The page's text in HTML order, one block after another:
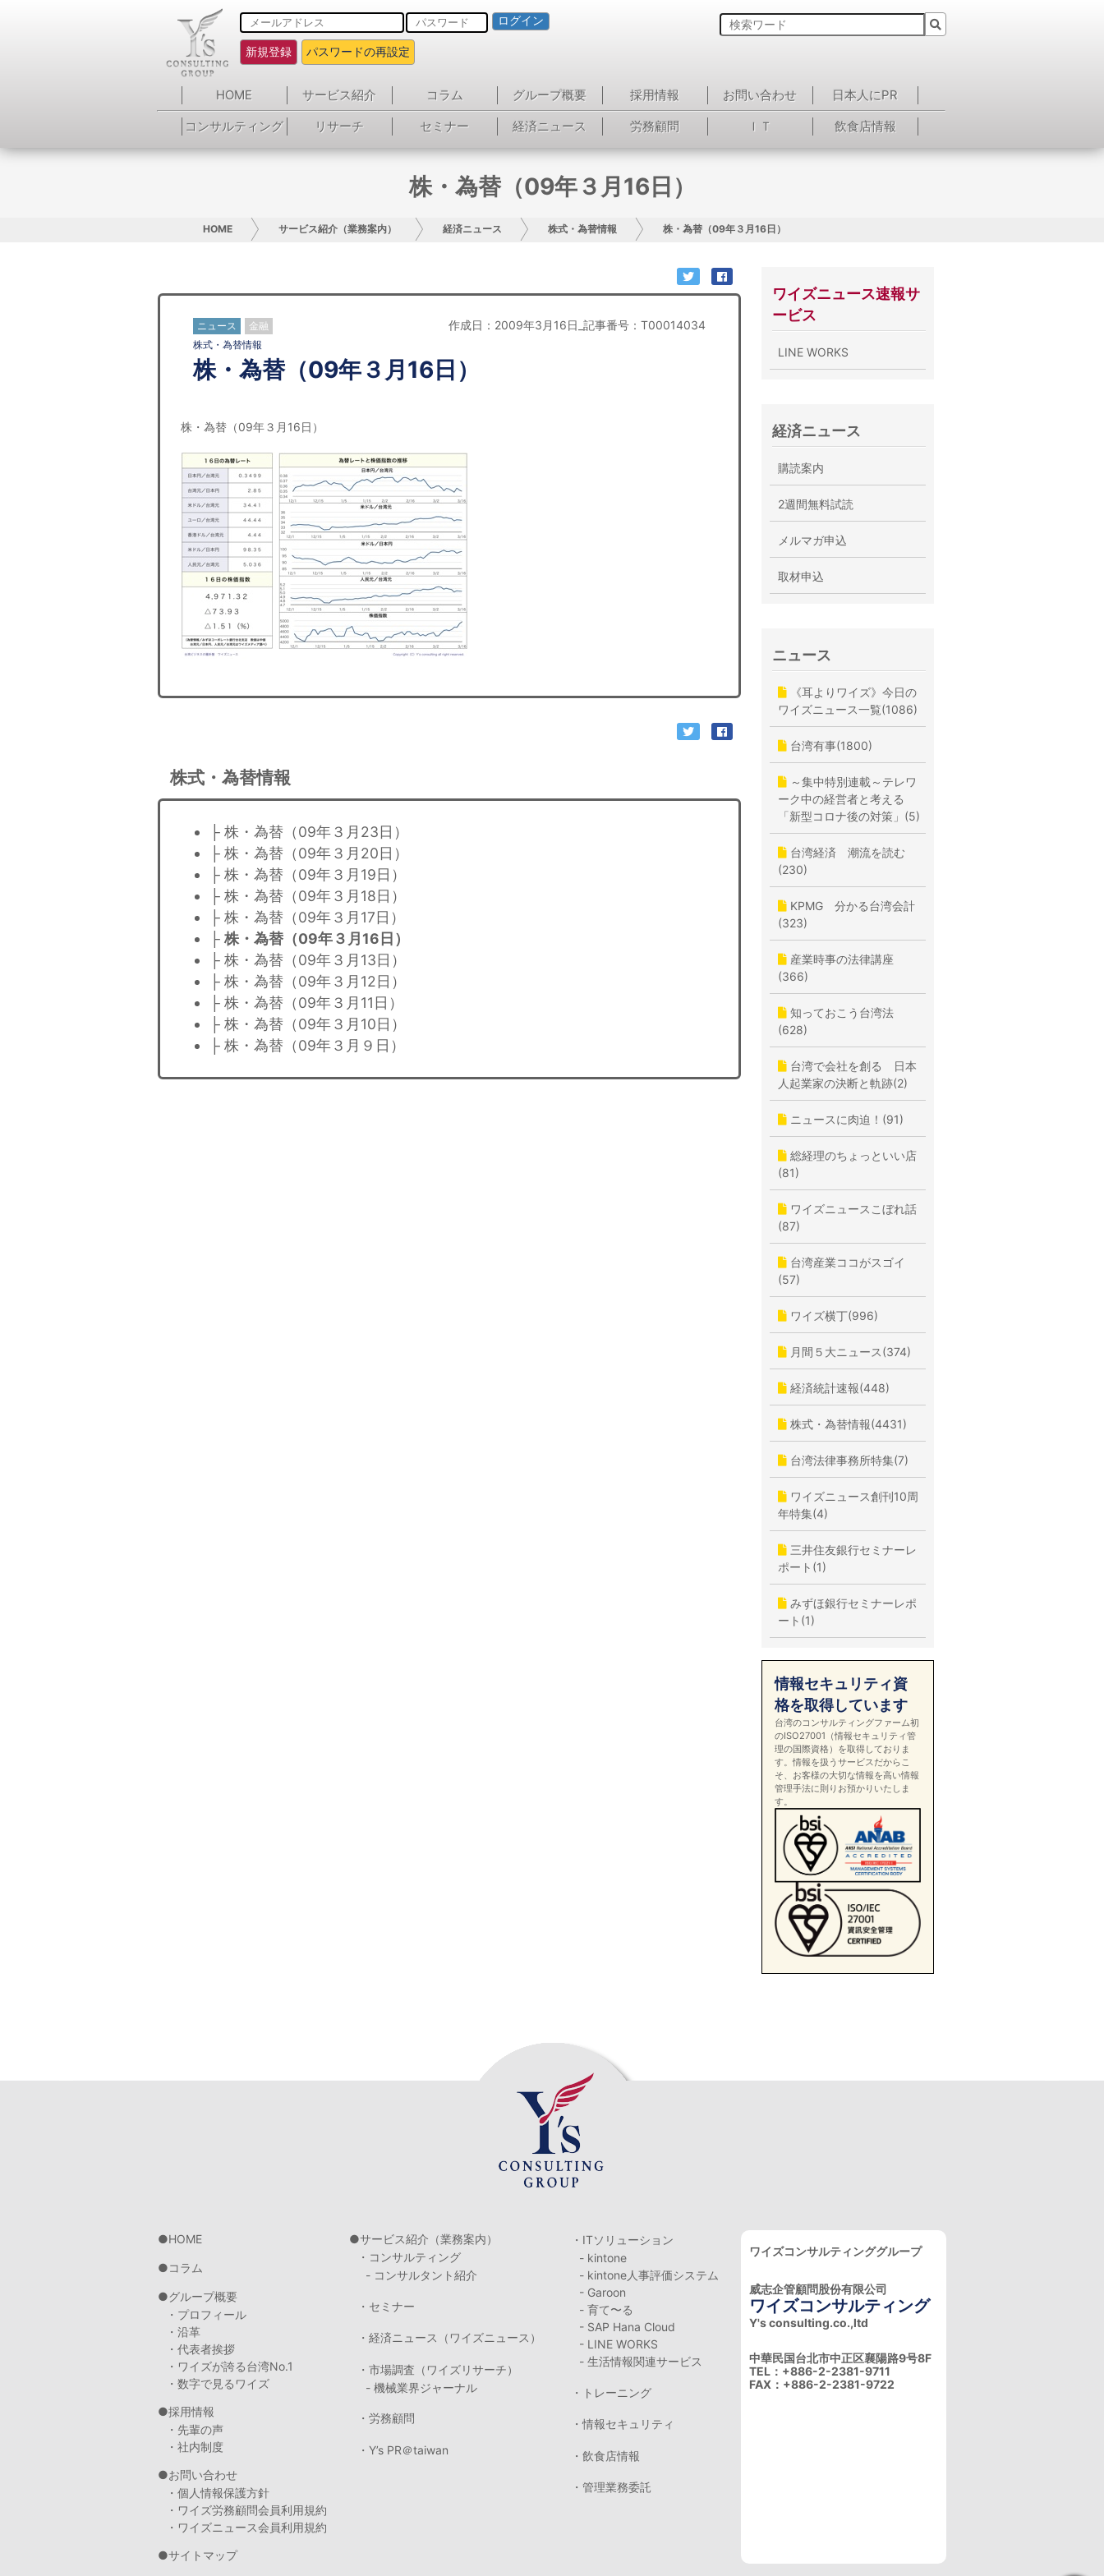
ログイン
新規登録 パスワードの再設定
HOME サービス紹介 コラム グループ概要 採用情報 お問い合わせ
日本人にPR
コンサルティング
リサーチ セミナー 経済ニュース 労務顧問 ＩＴ 飲食店情報
株・為替（09年３月16日）
HOME サービス紹介（業務案内） 経済ニュース 株式・為替情報 株・為替（09年３月16日）
ニュース 金融 作成日：2009年3月16日_記事番号：T00014034
株式・為替情報
株・為替（09年３月16日）
株・為替（09年３月16日）
株式・為替情報
├ 株・為替（09年３月23日）
├ 株・為替（09年３月20日）
├ 株・為替（09年３月19日）
├ 株・為替（09年３月18日）
├ 株・為替（09年３月17日）
├ 株・為替（09年３月16日）
├ 株・為替（09年３月13日）
├ 株・為替（09年３月12日）
├ 株・為替（09年３月11日）
├ 株・為替（09年３月10日）
├ 株・為替（09年３月９日）
ワイズニュース速報サ
ービス
LINE WORKS
経済ニュース
購読案内
2週間無料試読
メルマガ申込
取材申込
ニュース
《耳よりワイズ》今日の
ワイズニュース一覧(1086)
台湾有事(1800)
～集中特別連載～テレワ
ーク中の経営者と考える
「新型コロナ後の対策」(5)
台湾経済 潮流を読む
(230)
KPMG 分かる台湾会計
(323)
産業時事の法律講座
(366)
知っておこう台湾法
(628)
台湾で会社を創る 日本
人起業家の決断と軌跡(2)
ニュースに肉迫！(91)
総経理のちょっといい店
(81)
ワイズニュースこぼれ話
(87)
台湾産業ココがスゴイ
(57)
ワイズ横丁(996)
月間５大ニュース(374)
経済統計速報(448)
株式・為替情報(4431)
台湾法律事務所特集(7)
ワイズニュース創刊10周
年特集(4)
三井住友銀行セミナーレ
ポート(1)
みずほ銀行セミナーレポ
ート(1)
情報セキュリティ資
格を取得しています
台湾のコンサルティングファーム初
のISO27001（情報セキュリティ管
理の国際資格）を取得しておりま
す。情報を扱うサービスだからこ
そ、お客様の大切な情報を高い情報
管理手法に則りお預かりいたしま
す。
HOME
コラム
グループ概要
・プロフィール
・沿革
・代表者挨拶
・ワイズが誇る台湾No.1
・数字で見るワイズ
採用情報
・先輩の声
・社内制度
お問い合わせ
・個人情報保護方針
・ワイズ労務顧問会員利用規約
・ワイズニュース会員利用規約
サイトマップ
サービス紹介（業務案内）
・コンサルティング
- コンサルタント紹介
・セミナー
・経済ニュース（ワイズニュース）
・市場調査（ワイズリサーチ）
- 機械業界ジャーナル
・労務顧問
・Y’s PR＠taiwan
・ITソリューション
- kintone
- kintone人事評価システム
- Garoon
- 育て〜る
- SAP Hana Cloud
- LINE WORKS
- 生活情報関連サービス
・トレーニング
・情報セキュリティ
・飲食店情報
・管理業務委託
ワイズコンサルティンググループ
威志企管顧問股份有限公司
ワイズコンサルティング
Y's consulting.co.,ltd
中華民国台北市中正区襄陽路9号8F
TEL：+886-2-2381-9711
FAX：+886-2-2381-9722